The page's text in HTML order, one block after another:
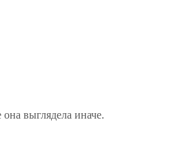
выглядела иначе.